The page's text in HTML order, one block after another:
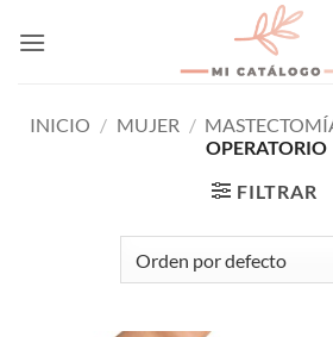
INICIO / MUJER /
OPERATORIO
FILTRAR